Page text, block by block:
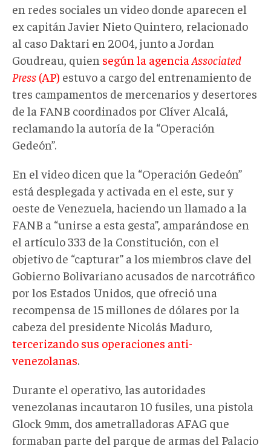
en redes sociales un video donde aparecen el
ex capitán Javier Nieto Quintero, relacionado
al caso Daktari en 2004, junto a Jordan
Goudreau, quien según la agencia Associated
Press (AP) estuvo a cargo del entrenamiento de
tres campamentos de mercenarios y desertores
de la FANB coordinados por Clíver Alcalá,
reclamando la autoría de la “Operación
Gedeón”.
En el video dicen que la “Operación Gedeón”
está desplegada y activada en el este, sur y
oeste de Venezuela, haciendo un llamado a la
FANB a “unirse a esta gesta”, amparándose en
el artículo 333 de la Constitución, con el
objetivo de “capturar” a los miembros clave del
Gobierno Bolivariano acusados de narcotráfico
por los Estados Unidos, que ofreció una
recompensa de 15 millones de dólares por la
cabeza del presidente Nicolás Maduro,
tercerizando sus operaciones anti-
venezolanas.
Durante el operativo, las autoridades
venezolanas incautaron 10 fusiles, una pistola
Glock 9mm, dos ametralladoras AFAG que
formaban parte del parque de armas del Palacio